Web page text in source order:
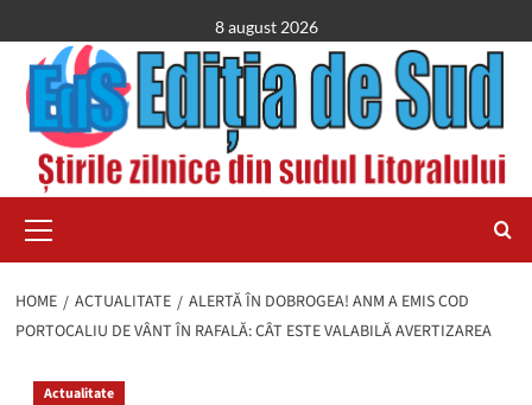
to
content
8 august 2026
Menu
HOME ACTUALITATE
ALERTĂ ÎN DOBROGEA! ANM A EMIS COD
PORTOCALIU DE VÂNT ÎN RAFALĂ: CÂT ESTE VALABILĂ AVERTIZAREA
Actualitate